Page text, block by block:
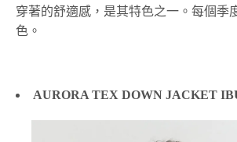
穿著的舒適感，是其特色之一。每個季
色。
AURORA TEX DOWN JACKET